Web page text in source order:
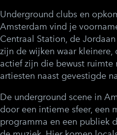
Underground clubs en
Amsterdam vind je
Centraal Station, de
zijn de wijken waar kleinere,
actief zijn die bewust ruimte
artiesten naast gevestigde
De underground scene in
door een intieme sfeer, een
programma en een publiek